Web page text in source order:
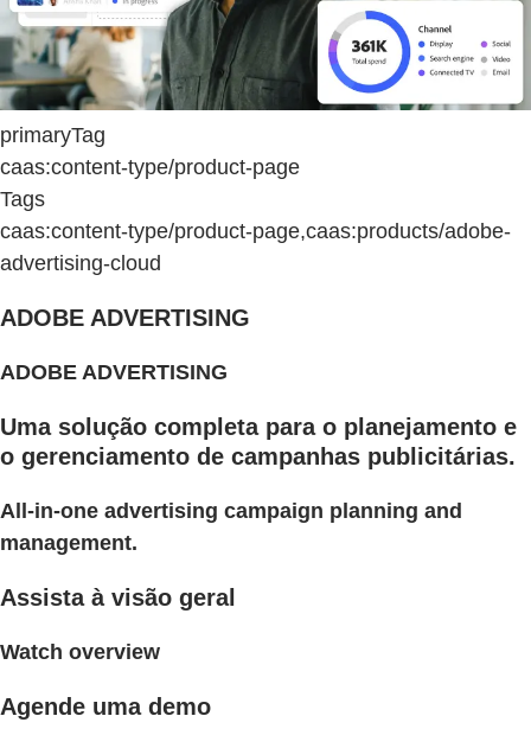
primaryTag
caas:content-type/product-page
Tags
caas:content-type/product-page,caas:products/adobe-
advertising-cloud
ADOBE ADVERTISING
ADOBE ADVERTISING
Uma solução completa para o planejamento e
o gerenciamento de campanhas publicitárias.
All-in-one advertising campaign planning and
management.
Assista à visão geral
Watch overview
Agende uma demo